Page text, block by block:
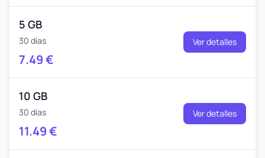
5 GB
30 días
7.49€
Ver detalles
10 GB
30 días
11.49€
Ver detalles